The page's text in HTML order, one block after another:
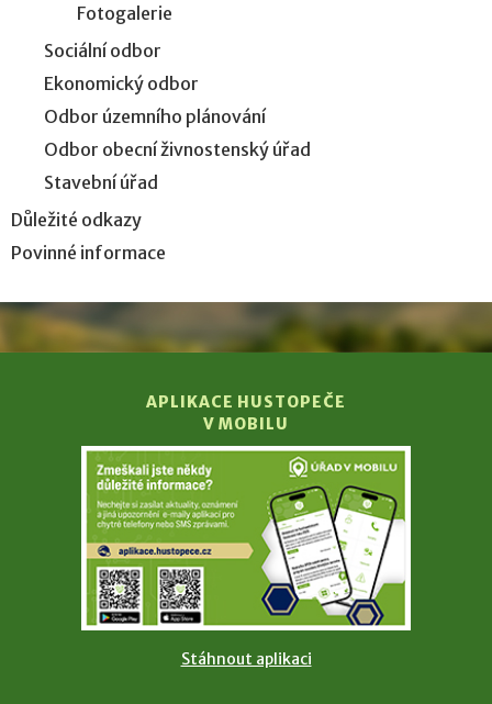
Fotogalerie
Sociální odbor
Ekonomický odbor
Odbor územního plánování
Odbor obecní živnostenský úřad
Stavební úřad
Důležité odkazy
Povinné informace
APLIKACE HUSTOPEČE
V MOBILU
Stáhnout aplikaci